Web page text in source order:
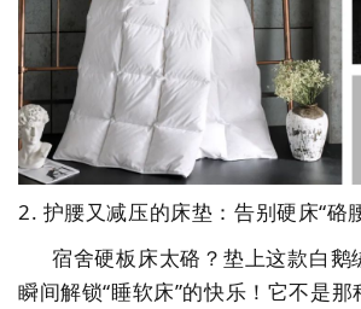
2. 护腰又减压的床垫：告别硬床“硌
宿舍硬板床太硌？垫上这款白鹅
瞬间解锁“睡软床”的快乐！它不是那